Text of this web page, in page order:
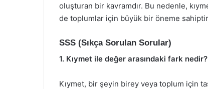
oluşturan bir kavramdır. Bu nedenle,
de toplumlar için büyük bir öneme
SSS (Sıkça Sorulan Sorular)
1. Kıymet ile değer arasındaki fark nedir?
Kıymet, bir şeyin birey veya toplum için